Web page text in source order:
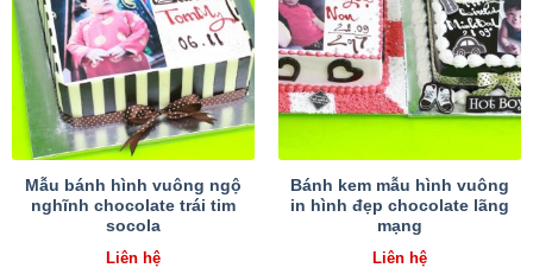
Mẫu bánh hình vuông ngộ
nghĩnh chocolate trái tim
socola
Liên hệ
Bánh kem mẫu hình vuông
in hình đẹp chocolate lãng
mạng
Liên hệ